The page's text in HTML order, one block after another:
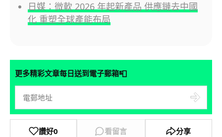
日媒：微軟 2026 年起新產品 供應鏈去中國
化 重塑全球產能布局
更多精彩文章每日送到電子郵箱📮
讚好0 看留言 分享